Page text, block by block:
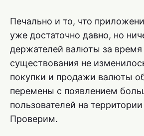
Печально и то, что
уже достаточно давно, но
держателей валюты за время
существования не
покупки и продажи валюты
перемены с появлением
пользователей на
Проверим.